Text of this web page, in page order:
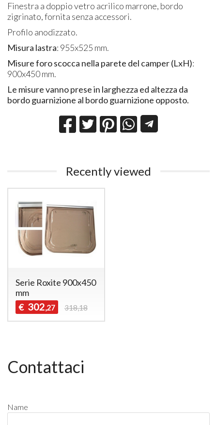
Finestra a doppio vetro acrilico marrone, bordo
zigrinato, fornita senza accessori.
Profilo anodizzato.
Misura lastra: 955x525 mm.
Misure foro scocca nella parete del camper (LxH):
900x450 mm.
Le misure vanno prese in larghezza ed altezza da
bordo guarnizione al bordo guarnizione opposto.
Recently viewed
Serie Roxite 900x450
mm
€ 302,27 318,18
Contattaci
Name